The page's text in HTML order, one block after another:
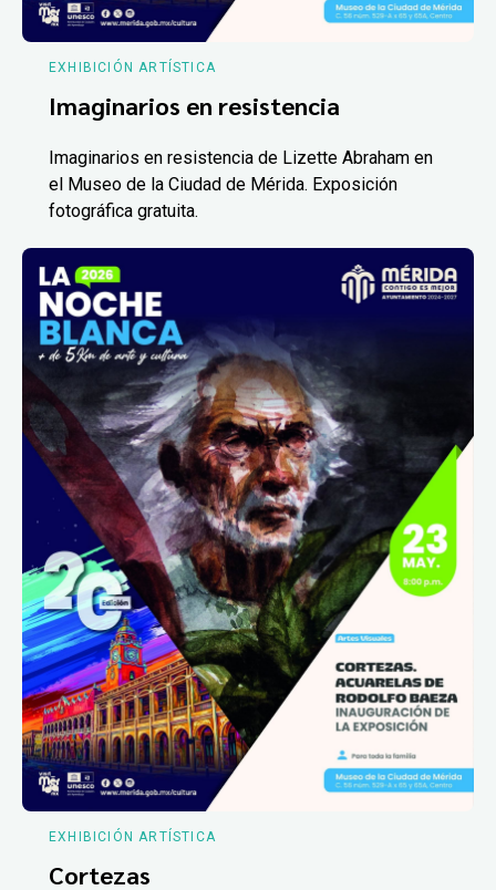
EXHIBICIÓN ARTÍSTICA
Imaginarios en resistencia
Imaginarios en resistencia de Lizette Abraham en
el Museo de la Ciudad de Mérida. Exposición
fotográfica gratuita.
EXHIBICIÓN ARTÍSTICA
Cortezas